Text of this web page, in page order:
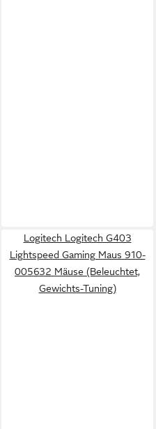
Logitech Logitech G403
Lightspeed Gaming Maus 910-
005632 Mäuse (Beleuchtet,
Gewichts-Tuning)